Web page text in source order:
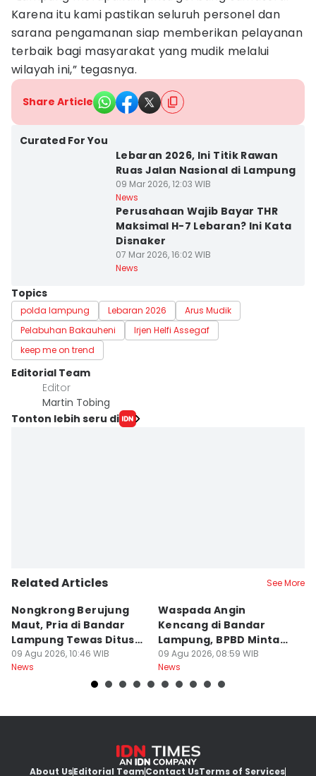
Karena itu kami pastikan seluruh personel dan
sarana pengamanan siap memberikan pelayanan
terbaik bagi masyarakat yang mudik melalui
wilayah ini,” tegasnya.
Share Article
Curated For You
Lebaran 2026, Ini Titik Rawan
Ruas Jalan Nasional di Lampung
09 Mar 2026, 12:03 WIB
News
Perusahaan Wajib Bayar THR
Maksimal H-7 Lebaran? Ini Kata
Disnaker
07 Mar 2026, 16:02 WIB
News
Topics
polda lampung Lebaran 2026
Arus Mudik
Pelabuhan Bakauheni
Irjen Helfi Assegaf
keep me on trend
Editorial Team
Editor
Martin Tobing
Tonton lebih seru di
Related Articles See More
Nongkrong Berujung
Maut, Pria di Bandar
Lampung Tewas Ditusuk
Teman
09 Agu 2026, 10:46 WIB
News
Waspada Angin
Kencang di Bandar
Lampung, BPBD Minta
Warga Berhati-Hati
09 Agu 2026, 08:59 WIB
News
About UsEditorial TeamContact UsTerms of Services